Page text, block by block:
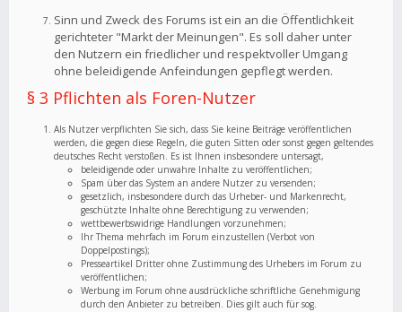
Sinn und Zweck des Forums ist ein an die Öffentlichkeit
gerichteter "Markt der Meinungen". Es soll daher unter
den Nutzern ein friedlicher und respektvoller Umgang
ohne beleidigende Anfeindungen gepflegt werden.
§ 3 Pflichten als Foren-Nutzer
Als Nutzer verpflichten Sie sich, dass Sie keine Beiträge veröffentlichen
werden, die gegen diese Regeln, die guten Sitten oder sonst gegen geltendes
deutsches Recht verstoßen. Es ist Ihnen insbesondere untersagt,
beleidigende oder unwahre Inhalte zu veröffentlichen;
Spam über das System an andere Nutzer zu versenden;
gesetzlich, insbesondere durch das Urheber- und Markenrecht,
geschützte Inhalte ohne Berechtigung zu verwenden;
wettbewerbswidrige Handlungen vorzunehmen;
Ihr Thema mehrfach im Forum einzustellen (Verbot von
Doppelpostings);
Presseartikel Dritter ohne Zustimmung des Urhebers im Forum zu
veröffentlichen;
Werbung im Forum ohne ausdrückliche schriftliche Genehmigung
durch den Anbieter zu betreiben. Dies gilt auch für sog.